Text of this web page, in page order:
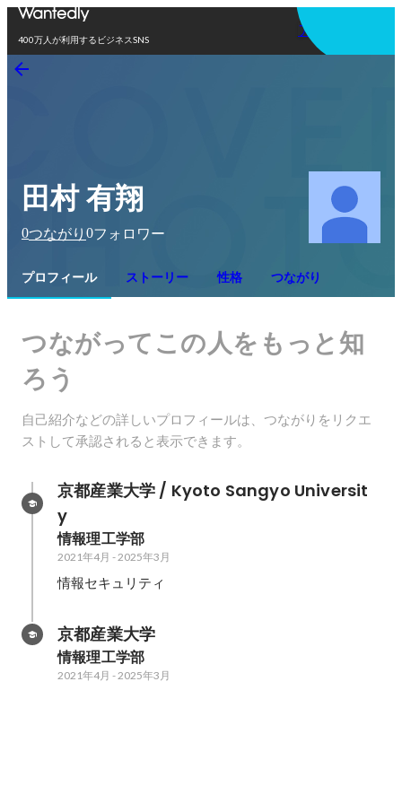
400万人が利用するビジネスSNS
アプリを使う
田村 有翔
0つながり 0フォロワー
プロフィール ストーリー 性格 つながり
つながってこの人をもっと知
ろう
自己紹介などの詳しいプロフィールは、つながりをリクエ
ストして承認されると表示できます。
京都産業大学 / Kyoto Sangyo Universit
y
情報理工学部
2021年4月 -2025年3月
情報セキュリティ
京都産業大学
情報理工学部
2021年4月 -2025年3月